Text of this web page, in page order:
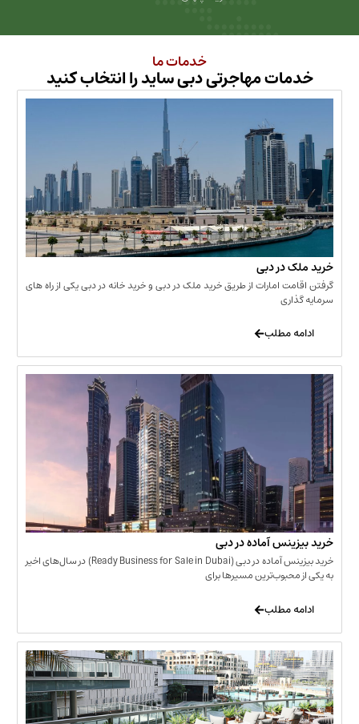
مهاجرتی دبی ساید را انتخاب کنید
در دبی
امارات از طریق خرید ملک در دبی و خرید خانه در دبی یکی از راه های
آماده در دبی
خرید بیزینس آماده در دبی (Ready Business for Sale in Dubai) در سال‌های اخیر
مسیرها برای